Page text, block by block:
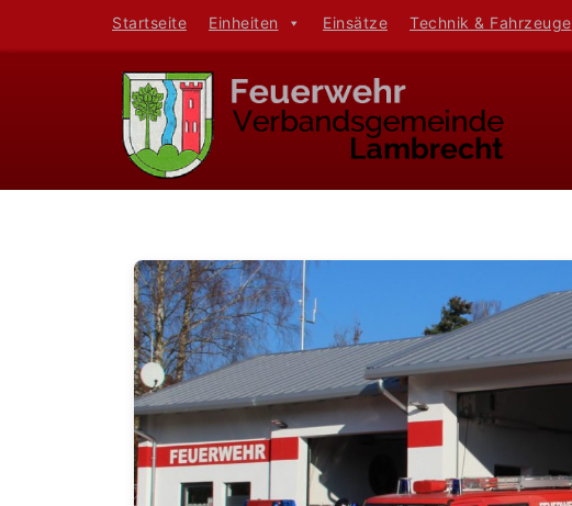
Startseite Einheiten Einsätze Technik & Fahrzeuge